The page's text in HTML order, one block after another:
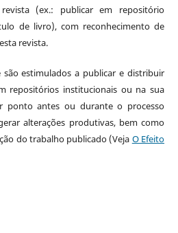
(ex.: publicar em repositório
de livro), com reconhecimento de
revista.
estimulados a publicar e distribuir
repositórios institucionais ou na sua
ponto antes ou durante o processo
alterações produtivas, bem como
do trabalho publicado (Veja O Efeito